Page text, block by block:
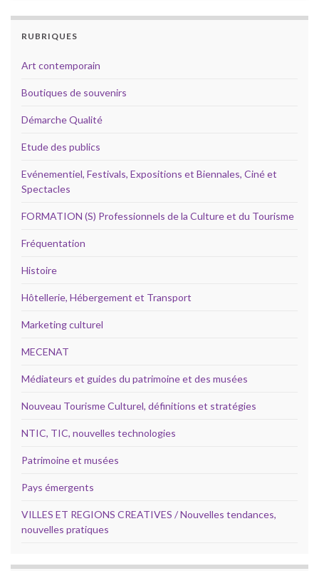
RUBRIQUES
Art contemporain
Boutiques de souvenirs
Démarche Qualité
Etude des publics
Evénementiel, Festivals, Expositions et Biennales, Ciné et
Spectacles
FORMATION (S) Professionnels de la Culture et du Tourisme
Fréquentation
Histoire
Hôtellerie, Hébergement et Transport
Marketing culturel
MECENAT
Médiateurs et guides du patrimoine et des musées
Nouveau Tourisme Culturel, définitions et stratégies
NTIC, TIC, nouvelles technologies
Patrimoine et musées
Pays émergents
VILLES ET REGIONS CREATIVES / Nouvelles tendances,
nouvelles pratiques